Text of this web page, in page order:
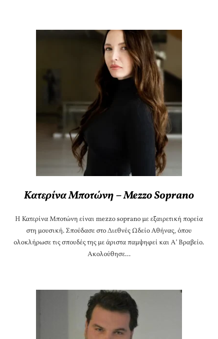
Κατερίνα Μποτώνη – Mezzo Soprano
Η Κατερίνα Μποτώνη είναι mezzo soprano με εξαιρετική πορεία
στη μουσική. Σπούδασε στο Διεθνές Ωδείο Αθήνας, όπου
ολοκλήρωσε τις σπουδές της με άριστα παμψηφεί και Α’ Βραβείο.
Ακολούθησε...